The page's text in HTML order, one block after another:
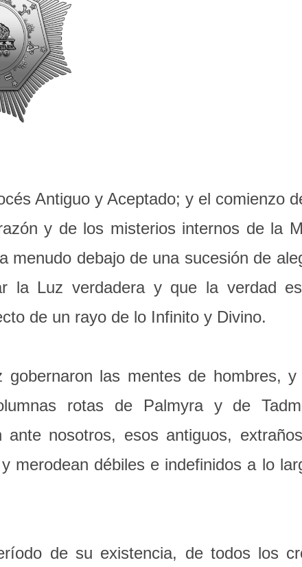
Antiguo y Aceptado; y el comienzo
y de los misterios internos de la
debajo de una sucesión de
la Luz verdadera y que la verdad
de un rayo de lo Infinito y Divino.
las mentes de hombres, y
rotas de Palmyra y de
nosotros, esos antiguos,
merodean débiles e indefinidos a lo
de su existencia, de todos los